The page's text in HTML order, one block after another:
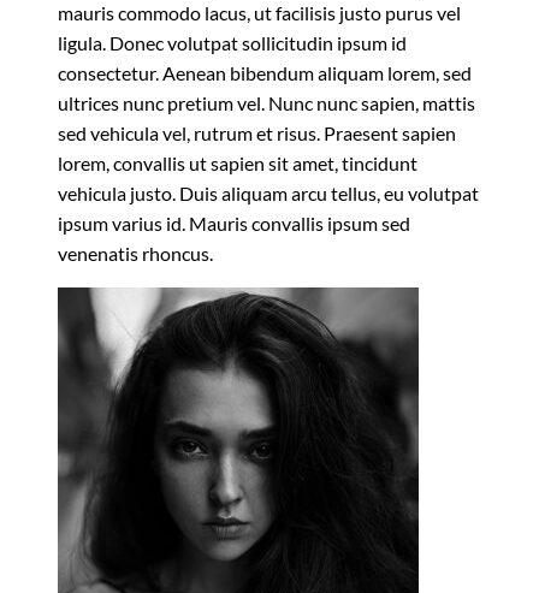
mauris commodo lacus, ut facilisis justo purus vel
ligula. Donec volutpat sollicitudin ipsum id
consectetur. Aenean bibendum aliquam lorem, sed
ultrices nunc pretium vel. Nunc nunc sapien, mattis
sed vehicula vel, rutrum et risus. Praesent sapien
lorem, convallis ut sapien sit amet, tincidunt
vehicula justo. Duis aliquam arcu tellus, eu volutpat
ipsum varius id. Mauris convallis ipsum sed
venenatis rhoncus.